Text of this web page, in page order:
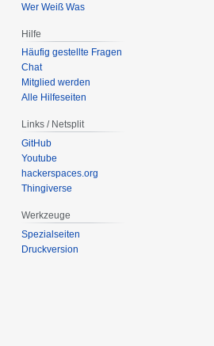
Wer Weiß Was
Hilfe
Häufig gestellte Fragen
Chat
Mitglied werden
Alle Hilfeseiten
Links / Netsplit
GitHub
Youtube
hackerspaces.org
Thingiverse
Werkzeuge
Spezialseiten
Druckversion